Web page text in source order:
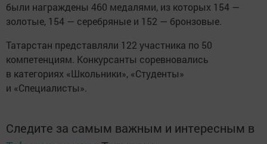
были награждены 460 медалями, из которых 154 —
золотые, 154 — серебряные и 152 — бронзовые.
Татарстан представляли 122 участника по 50
компетенциям. Конкурсанты соревновались
в категориях «Школьники», «Студенты»
и «Специалисты».
Следите за самым важным и интересным в